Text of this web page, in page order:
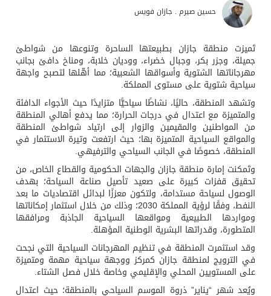
حسين صيرم . جازان فويس
تَميزت منطقة جازان بطبيعتها الساحرة وتنوعها من شواطئ
جميلة، وجزر بكر، وجبال خضراء، ووديان خلابة، ومناخ دافئ بجانب
مهرجاناتها الشتوية وأسواقها الشعبية؛ مما أهّلها لتصبح واجهة
سياحية شتوية على مستوى المملكة.
وتشهد المنطقة، حاليًا، نشاطًا سياحيًّا متزايدًا حيث الأجواء الدافئة
والمتميزة مع اعتدال في درجات الحرارة؛ مما يدفع أهالي المنطقة
من المواطنين والمقيمين والزوار إلى ارتياد شواطئ المنطقة
والمواقع السياحية المتميزة بها؛ حيث ارتفعت وتيرة الاستثمار في
المنطقة، خصوصًا في الجانب السياحي والترفيهي.
وتَمكنت إمارة منطقة جازان والجهات الحكومية والقطاع الخاص، من
تحقيق قفزات كبيرة على صعيد تأصيل صناعة السياحة؛ بهدف
الوصول لسياحة مستدامة، ولتكون معززًا لبدائل اقتصاديات ما بعد
النفط، وفقًا لرؤية المملكة 2030؛ وذلك من خلال استثمار إمكاناتها
ومواردها الطبيعية ومواقعها السياحية الجاذبة ومرافقها
المتطورة، وقدراتها البشرية الوطنية المؤهلة.
وقد استثمرت المنطقة في تنظيم المهرجانات السياحية التي نجحت
في الترويج لمنطقة جازان كمركز ووجهة سياحية مهمة ومتميزة
على المستويين المحلي والإقليمي وخاصة خلال فصل الشتاء.
ويُعد شهر “يناير” ذروة الموسم السياحي بالمنطقة؛ حيث اعتدال